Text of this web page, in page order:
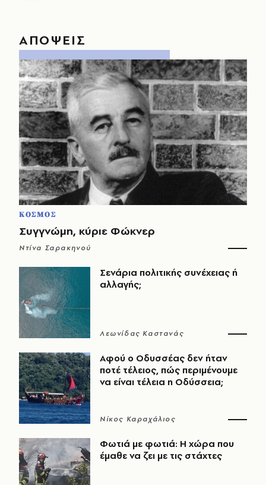
ΑΠΟΨΕΙΣ
ΚΟΣΜΟΣ
Συγγνώμη, κύριε Φώκνερ
Ντίνα Σαρακηνού
Σενάρια πολιτικής συνέχειας ή
αλλαγής;
Λεωνίδας Καστανάς
Αφού ο Οδυσσέας δεν ήταν
ποτέ τέλειος, πώς περιμένουμε
να είναι τέλεια η Οδύσσεια;
Νίκος Καραχάλιος
Φωτιά με φωτιά: Η χώρα που
έμαθε να ζει με τις στάχτες